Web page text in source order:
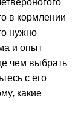
в кормлении
нужно
и опыт
чем выбрать
с его
какие